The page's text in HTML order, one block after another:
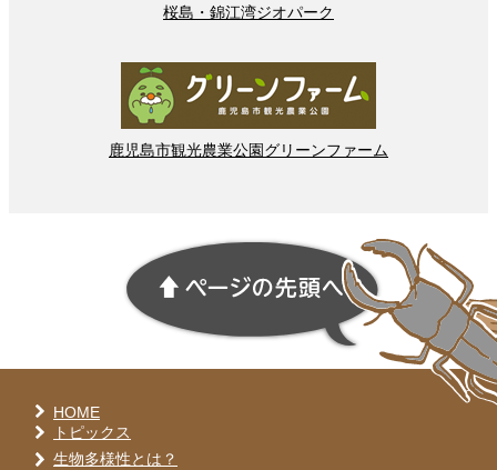
桜島 ・ 錦江湾ジオパーク
鹿児島市観光農業公園 グリーンファーム
HOME
トピックス
生物多様性とは？